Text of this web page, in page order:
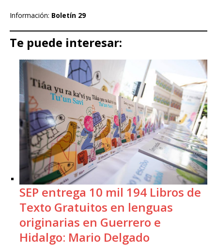
Información: Boletín 29
Te puede interesar:
SEP entrega 10 mil 194 Libros de
Texto Gratuitos en lenguas
originarias en Guerrero e
Hidalgo: Mario Delgado